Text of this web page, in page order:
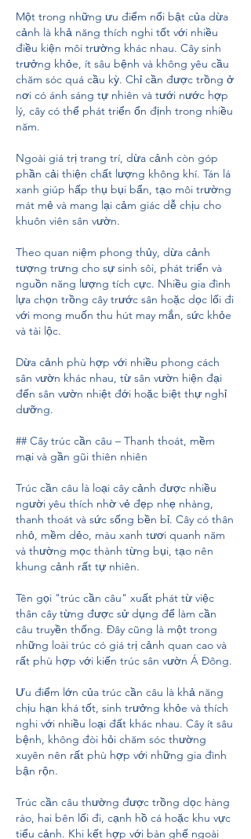
Một trong những ưu điểm nổi bật của dừa
cảnh là khả năng thích nghi tốt với nhiều
điều kiện môi trường khác nhau. Cây sinh
trưởng khỏe, ít sâu bệnh và không yêu cầu
chăm sóc quá cầu kỳ. Chỉ cần được trồng ở
nơi có ánh sáng tự nhiên và tưới nước hợp
lý, cây có thể phát triển ổn định trong nhiều
năm.
Ngoài giá trị trang trí, dừa cảnh còn góp
phần cải thiện chất lượng không khí. Tán lá
xanh giúp hấp thụ bụi bẩn, tạo môi trường
mát mẻ và mang lại cảm giác dễ chịu cho
khuôn viên sân vườn.
Theo quan niệm phong thủy, dừa cảnh
tượng trưng cho sự sinh sôi, phát triển và
nguồn năng lượng tích cực. Nhiều gia đình
lựa chọn trồng cây trước sân hoặc dọc lối đi
với mong muốn thu hút may mắn, sức khỏe
và tài lộc.
Dừa cảnh phù hợp với nhiều phong cách
sân vườn khác nhau, từ sân vườn hiện đại
đến sân vườn nhiệt đới hoặc biệt thự nghỉ
dưỡng.
## Cây trúc cần câu – Thanh thoát, mềm
mại và gần gũi thiên nhiên
Trúc cần câu là loại cây cảnh được nhiều
người yêu thích nhờ vẻ đẹp nhẹ nhàng,
thanh thoát và sức sống bền bỉ. Cây có thân
nhỏ, mềm dẻo, màu xanh tươi quanh năm
và thường mọc thành từng bụi, tạo nên
khung cảnh rất tự nhiên.
Tên gọi "trúc cần câu" xuất phát từ việc
thân cây từng được sử dụng để làm cần
câu truyền thống. Đây cũng là một trong
những loài trúc có giá trị cảnh quan cao và
rất phù hợp với kiến trúc sân vườn Á Đông.
Ưu điểm lớn của trúc cần câu là khả năng
chịu hạn khá tốt, sinh trưởng khỏe và thích
nghi với nhiều loại đất khác nhau. Cây ít sâu
bệnh, không đòi hỏi chăm sóc thường
xuyên nên rất phù hợp với những gia đình
bận rộn.
Trúc cần câu thường được trồng dọc hàng
rào, hai bên lối đi, cạnh hồ cá hoặc khu vực
tiểu cảnh. Khi kết hợp với bàn ghế ngoài